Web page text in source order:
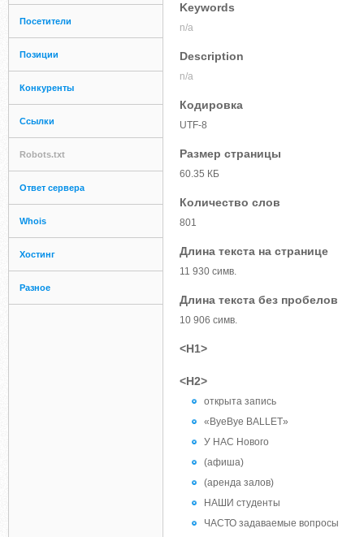
Посетители
Позиции
Конкуренты
Ссылки
Robots.txt
Ответ сервера
Whois
Хостинг
Разное
Keywords
n/a
Description
n/a
Кодировка
UTF-8
Размер страницы
60.35 КБ
Количество слов
801
Длина текста на странице
11 930 симв.
Длина текста без пробелов
10 906 симв.
<H1>
<H2>
открыта запись
«ByeBye BALLET»
У НАС Нового
(афиша)
(аренда залов)
НАШИ студенты
ЧАСТО задаваемые вопросы